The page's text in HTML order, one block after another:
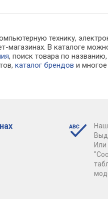
технику,
магазинах. В каталоге
, поиск товара по
каталог брендов и
Или